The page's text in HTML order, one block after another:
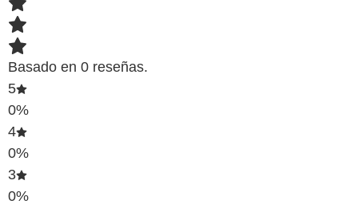
Basado en 0 reseñas.
5
0%
4
0%
3
0%